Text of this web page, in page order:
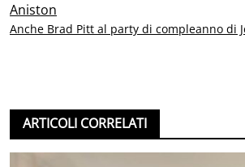
Anche Brad Pitt al party di compleanno di
ARTICOLI CORRELATI